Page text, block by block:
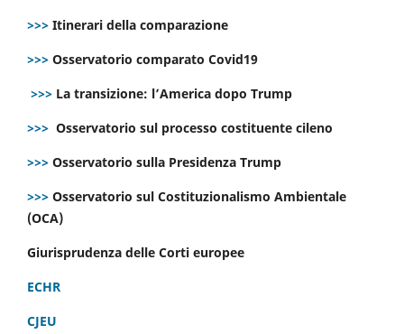
>>> Itinerari della comparazione
>>> Osservatorio comparato Covid19
>>> La transizione: l’America dopo Trump
>>> Osservatorio sul processo costituente cileno
>>> Osservatorio sulla Presidenza Trump
>>> Osservatorio sul Costituzionalismo Ambientale
(OCA)
Giurisprudenza delle Corti europee
ECHR
CJEU